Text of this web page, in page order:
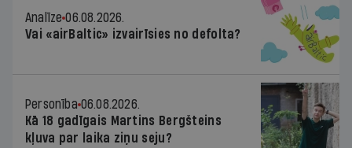
Analīze 06.08.2026.
Vai «airBaltic» izvairīsies no defolta?
Personība 06.08.2026.
Kā 18 gadīgais Martins Bergšteins
kļuva par laika ziņu seju?